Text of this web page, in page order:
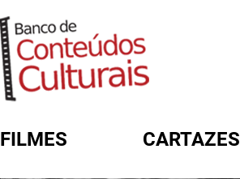
FILMES CARTAZES